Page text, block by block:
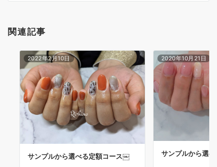
関連記事
2022年2月10日
サンプルから選べる定額コース￼
2020年10月21日
サンプルから選